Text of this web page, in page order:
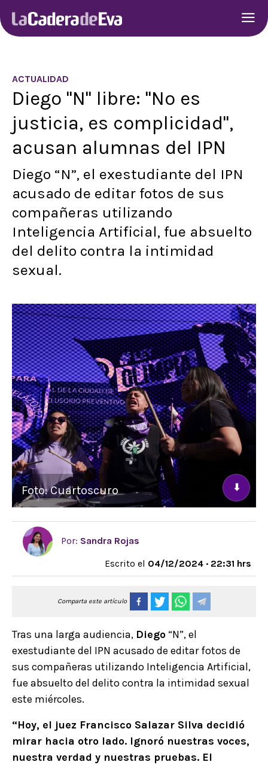
ACTUALIDAD
Diego "N" libre: "No es
justicia, es complicidad",
acusan alumnas del IPN
Diego “N”, el exestudiante del IPN
acusado de editar fotos de sus
compañeras utilizando
Inteligencia Artificial, fue absuelto
del delito contra la intimidad
sexual.
Foto: Cuartoscuro ⬇
Por: Sandra Rojas
Escrito el 04/12/2024 · 22:31 hrs
Comparta este artículo
Tras una larga audiencia, Diego “N”, el
exestudiante del IPN acusado de editar fotos de
sus compañeras utilizando Inteligencia Artificial,
fue absuelto del delito contra la intimidad sexual
este miércoles.
“Hoy, el juez Francisco Salazar Silva decidió
mirar hacia otro lado. Ignoró nuestras voces,
nuestra verdad y nuestras pruebas. El